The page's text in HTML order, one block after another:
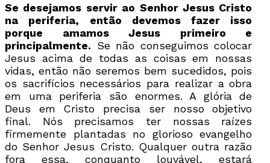
Se desejamos servir ao Senhor Jesus Cristo
na periferia, então devemos fazer isso
porque amamos Jesus primeiro e
principalmente. Se não conseguimos colocar
Jesus acima de todas as coisas em nossas
vidas, então não seremos bem sucedidos, pois
os sacrifícios necessários para realizar a obra
em uma periferia são enormes. A glória de
Deus em Cristo precisa ser nosso objetivo
final. Nós precisamos ter nossas raízes
firmemente plantadas no glorioso evangelho
do Senhor Jesus Cristo. Qualquer outra razão
fora essa, conquanto louvável, estará